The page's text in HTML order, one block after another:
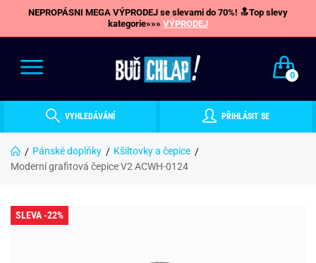
NEPROPÁSNI MEGA VÝPRODEJ se slevami do 70%! 🔝Top slevy
kategorie»»» VÝPRODEJ
0
VYHLEDÁVÁNÍ PŘIHLÁSIT SE
Pánské doplňky
Kšiltovky a čepice
Moderní grafitová čepice V2 ACWH-0124
SLEVA -22%